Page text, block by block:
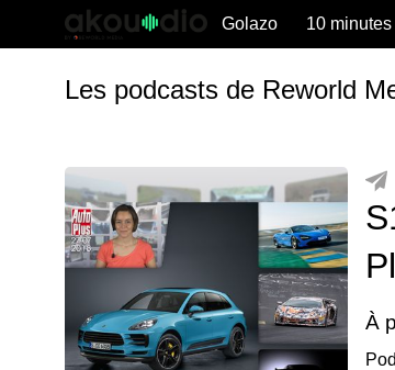
Golazo 10
Les podcasts de Reworld
À